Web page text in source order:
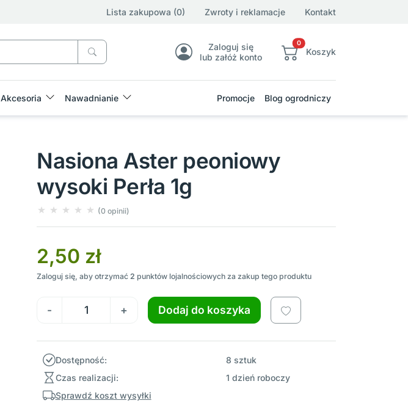
Lista zakupowa (0) Zwroty i reklamacje Kontakt
Zaloguj się
lub załóż konto
0
Koszyk
Akcesoria Nawadnianie Promocje Blog ogrodniczy
Nasiona Aster peoniowy
wysoki Perła 1g
(0 opinii)
2,50 zł
Zaloguj się, aby otrzymać 2 punktów lojalnościowych za zakup tego produktu
Dodaj do koszyka
Dostępność:
8 sztuk
Czas realizacji:
1 dzień roboczy
Sprawdź koszt wysyłki